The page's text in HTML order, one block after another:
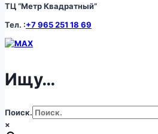
ТЦ “Метр Квадратный”
Тел. :+7 965 251 18 69
Ищу…
Поиск.
×